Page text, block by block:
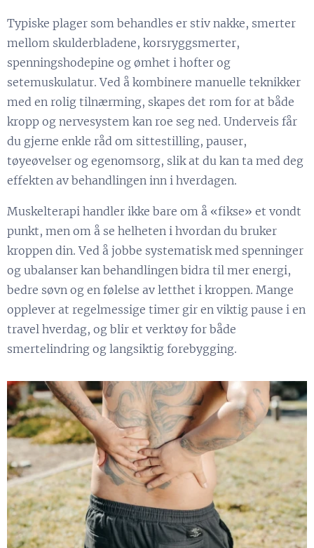
Typiske plager som behandles er stiv nakke, smerter
mellom skulderbladene, korsryggsmerter,
spenningshodepine og ømhet i hofter og
setemuskulatur. Ved å kombinere manuelle teknikker
med en rolig tilnærming, skapes det rom for at både
kropp og nervesystem kan roe seg ned. Underveis får
du gjerne enkle råd om sittestilling, pauser,
tøyeøvelser og egenomsorg, slik at du kan ta med deg
effekten av behandlingen inn i hverdagen.
Muskelterapi handler ikke bare om å «fikse» et vondt
punkt, men om å se helheten i hvordan du bruker
kroppen din. Ved å jobbe systematisk med spenninger
og ubalanser kan behandlingen bidra til mer energi,
bedre søvn og en følelse av letthet i kroppen. Mange
opplever at regelmessige timer gir en viktig pause i en
travel hverdag, og blir et verktøy for både
smertelindring og langsiktig forebygging.